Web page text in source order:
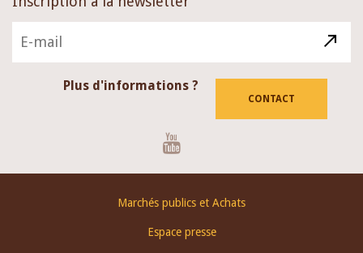
Plus d'informations ?
CONTACT
Marchés publics et Achats
Espace presse